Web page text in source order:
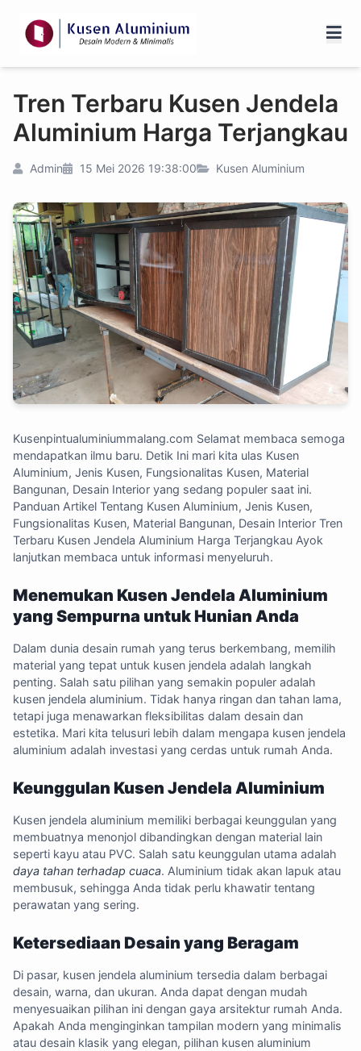
Tren Terbaru Kusen Jendela
Aluminium Harga Terjangkau
Admin 15 Mei 2026 19:38:00 Kusen Aluminium
Kusenpintualuminiummalang.com Selamat membaca semoga
mendapatkan ilmu baru. Detik Ini mari kita ulas Kusen
Aluminium, Jenis Kusen, Fungsionalitas Kusen, Material
Bangunan, Desain Interior yang sedang populer saat ini.
Panduan Artikel Tentang Kusen Aluminium, Jenis Kusen,
Fungsionalitas Kusen, Material Bangunan, Desain Interior Tren
Terbaru Kusen Jendela Aluminium Harga Terjangkau Ayok
lanjutkan membaca untuk informasi menyeluruh.
Menemukan Kusen Jendela Aluminium
yang Sempurna untuk Hunian Anda
Dalam dunia desain rumah yang terus berkembang, memilih
material yang tepat untuk kusen jendela adalah langkah
penting. Salah satu pilihan yang semakin populer adalah
kusen jendela aluminium. Tidak hanya ringan dan tahan lama,
tetapi juga menawarkan fleksibilitas dalam desain dan
estetika. Mari kita telusuri lebih dalam mengapa kusen jendela
aluminium adalah investasi yang cerdas untuk rumah Anda.
Keunggulan Kusen Jendela Aluminium
Kusen jendela aluminium memiliki berbagai keunggulan yang
membuatnya menonjol dibandingkan dengan material lain
seperti kayu atau PVC. Salah satu keunggulan utama adalah
daya tahan terhadap cuaca. Aluminium tidak akan lapuk atau
membusuk, sehingga Anda tidak perlu khawatir tentang
perawatan yang sering.
Ketersediaan Desain yang Beragam
Di pasar, kusen jendela aluminium tersedia dalam berbagai
desain, warna, dan ukuran. Anda dapat dengan mudah
menyesuaikan pilihan ini dengan gaya arsitektur rumah Anda.
Apakah Anda menginginkan tampilan modern yang minimalis
atau desain klasik yang elegan, pilihan kusen aluminium